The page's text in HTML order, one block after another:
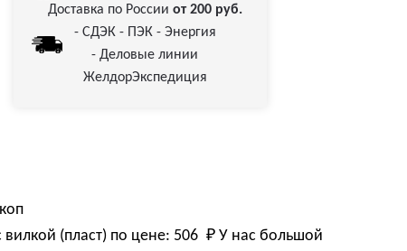
Доставка по России от 200 руб.
- СДЭК - ПЭК - Энергия
- Деловые линии
ЖелдорЭкспедиция
(пласт) по цене: 506 ₽ У нас большой